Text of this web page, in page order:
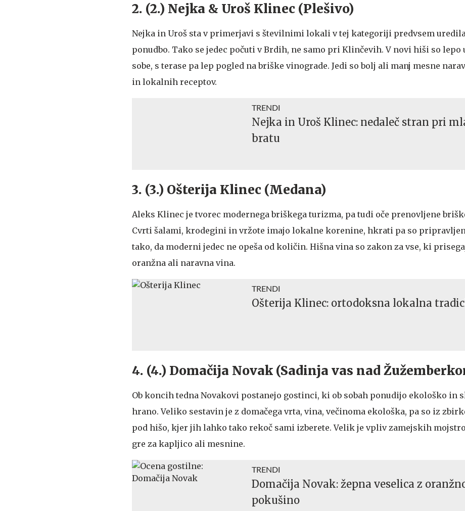
2. (2.) Nejka & Uroš Klinec (Plešivo)
Nejka in Uroš sta v primerjavi s številnimi lokali v tej kategoriji predvsem
ponudbo. Tako se jedec počuti v Brdih, ne samo pri Klinčevih. V novi hiši so lepo
sobe, s terase pa lep pogled na briške vinograde. Jedi so bolj ali manj mesne
in lokalnih receptov.
TRENDI
Nejka in Uroš Klinec: nedaleč stran pri
bratu
3. (3.) Ošterija Klinec (Medana)
Aleks Klinec je tvorec modernega briškega turizma, pa tudi oče prenovljene
Cvrti šalami, krodegini in vržote imajo lokalne korenine, hkrati pa so
tako, da moderni jedec ne opeša od količin. Hišna vina so zakon za vse, ki
oranžna ali naravna vina.
TRENDI
Ošterija Klinec: ortodoksna lokalna
4. (4.) Domačija Novak (Sadinja vas nad
Ob koncih tedna Novakovi postanejo gostinci, ki ob sobah ponudijo ekološko in
hrano. Veliko sestavin je z domačega vrta, vina, večinoma ekološka, pa so iz
pod hišo, kjer jih lahko tako rekoč sami izberete. Velik je vpliv zamejskih
gre za kapljico ali mesnine.
TRENDI
Domačija Novak: žepna veselica z
pokušino